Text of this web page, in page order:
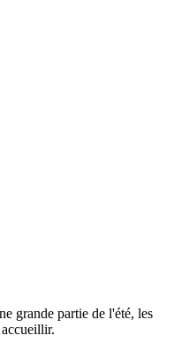
grande partie de l'été, les